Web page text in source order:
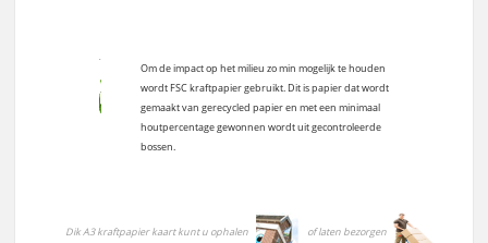
Om de impact op het milieu zo min mogelijk te houden
wordt FSC kraftpapier gebruikt. Dit is papier dat wordt
gemaakt van gerecycled papier en met een minimaal
houtpercentage gewonnen wordt uit gecontroleerde
bossen.
Dik A3 kraftpapier kaart kunt u ophalen of laten bezorgen